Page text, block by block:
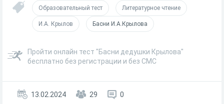
Образовательный тест Литературное чтение
И.А. Крылов Басни И.А.Крылова
Пройти онлайн тест "Басни дедушки Крылова"
бесплатно без регистрации и без СМС
13.02.2024 29 0